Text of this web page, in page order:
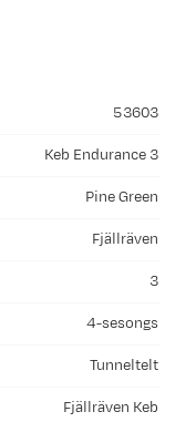
53603
Keb Endurance 3
Pine Green
Fjällräven
3
4-sesongs
Tunneltelt
Fjällräven Keb